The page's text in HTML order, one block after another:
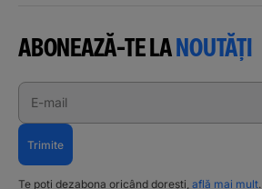
ABONEAZĂ-TE LANOUTĂȚI
E-mail
Trimite
Te poți dezabona oricând dorești, află mai mult.